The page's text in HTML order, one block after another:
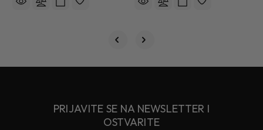
PRIJAVITE SE NA NEWSLETTER I
OSTVARITE